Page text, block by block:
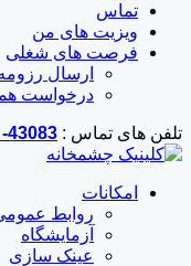
تماس
ویزیت های من
فرصت های شغلی
ارسال
درخواست
تلفن های تماس : 43083-۰۲۱
امکانات
روابط
آزمایشگاه
عینک سازی